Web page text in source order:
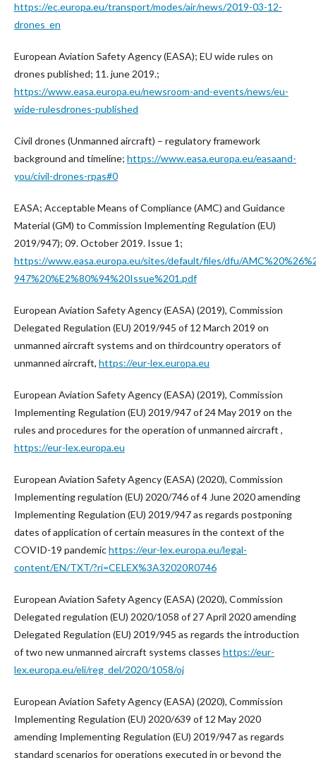
https://ec.europa.eu/transport/modes/air/news/2019-03-12-
drones_en
European Aviation Safety Agency (EASA); EU wide rules on
drones published; 11. june 2019.;
https://www.easa.europa.eu/newsroom-and-events/news/eu-
wide-rulesdrones-published
Civil drones (Unmanned aircraft) – regulatory framework
background and timeline; https://www.easa.europa.eu/easaand-
you/civil-drones-rpas#0
EASA; Acceptable Means of Compliance (AMC) and Guidance
Material (GM) to Commission Implementing Regulation (EU)
2019/947); 09. October 2019. Issue 1;
https://www.easa.europa.eu/sites/default/files/dfu/
947%20%E2%80%94%20Issue%201.pdf
European Aviation Safety Agency (EASA) (2019), Commission
Delegated Regulation (EU) 2019/945 of 12 March 2019 on
unmanned aircraft systems and on thirdcountry operators of
unmanned aircraft, https://eur-lex.europa.eu
European Aviation Safety Agency (EASA) (2019), Commission
Implementing Regulation (EU) 2019/947 of 24 May 2019 on the
rules and procedures for the operation of unmanned aircraft ,
https://eur-lex.europa.eu
European Aviation Safety Agency (EASA) (2020), Commission
Implementing regulation (EU) 2020/746 of 4 June 2020 amending
Implementing Regulation (EU) 2019/947 as regards postponing
dates of application of certain measures in the context of the
COVID-19 pandemichttps://eur-lex.europa.eu/legal-
content/EN/TXT/?ri=CELEX%3A32020R0746
European Aviation Safety Agency (EASA) (2020), Commission
Delegated regulation (EU) 2020/1058 of 27 April 2020 amending
Delegated Regulation (EU) 2019/945 as regards the introduction
of two new unmanned aircraft systems classes https://eur-
lex.europa.eu/eli/reg_del/2020/1058/oj
European Aviation Safety Agency (EASA) (2020), Commission
Implementing Regulation (EU) 2020/639 of 12 May 2020
amending Implementing Regulation (EU) 2019/947 as regards
standard scenarios for operations executed in or beyond the